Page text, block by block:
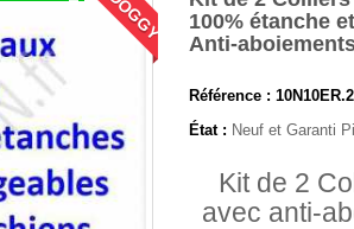
100% étanche
Anti-
Référence : 10N10ER.2
État : Neuf et Garanti
Kit de 2
avec anti-